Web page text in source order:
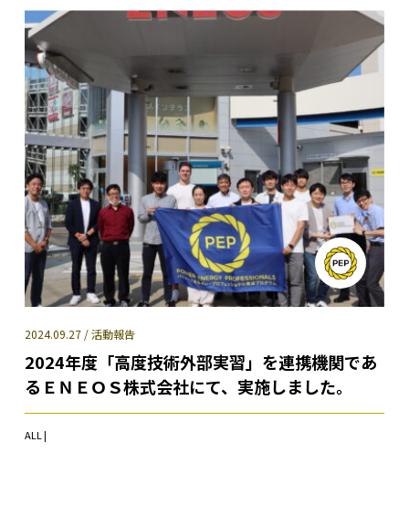
2024.09.27 / 活動報告
2024年度「高度技術外部実習」を連携機関であ
るＥＮＥＯＳ株式会社にて、実施しました。
ALL |